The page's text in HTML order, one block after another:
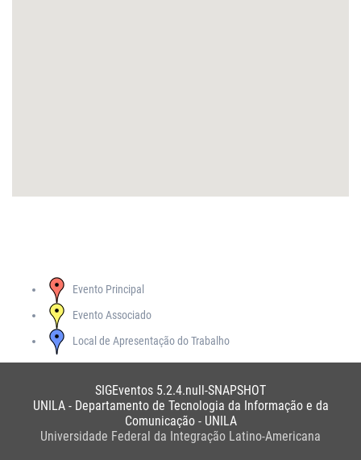
Evento Principal
Evento Associado
Local de Apresentação do Trabalho
SIGEventos 5.2.4.null-SNAPSHOT
UNILA - Departamento de Tecnologia da Informação e da
Comunicação - UNILA
Universidade Federal da Integração Latino-Americana